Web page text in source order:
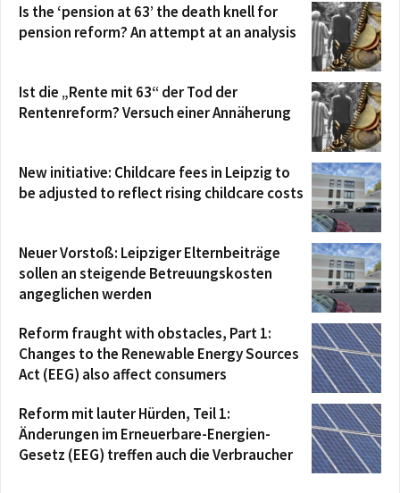
Is the ‘pension at 63’ the death knell for
pension reform? An attempt at an analysis
Ist die „Rente mit 63“ der Tod der
Rentenreform? Versuch einer Annäherung
New initiative: Childcare fees in Leipzig to
be adjusted to reflect rising childcare costs
Neuer Vorstoß: Leipziger Elternbeiträge
sollen an steigende Betreuungskosten
angeglichen werden
Reform fraught with obstacles, Part 1:
Changes to the Renewable Energy Sources
Act (EEG) also affect consumers
Reform mit lauter Hürden, Teil 1:
Änderungen im Erneuerbare-Energien-
Gesetz (EEG) treffen auch die Verbraucher